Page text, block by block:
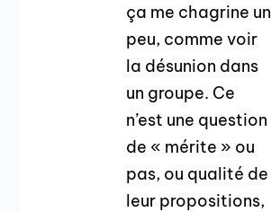
ça me chagrine un
peu, comme voir
la désunion dans
un groupe. Ce
n’est une question
de « mérite » ou
pas, ou qualité de
leur propositions,